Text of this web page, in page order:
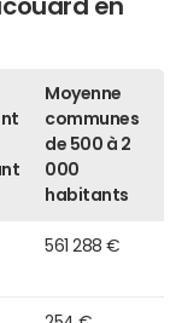
en
Moyenne
communes
de 500 à 2
000
habitants
561 288 €